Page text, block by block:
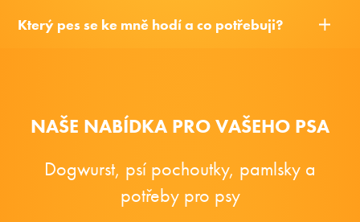
Který pes se ke mně hodí a co potřebuji?
NAŠE NABÍDKA PRO VAŠEHO PSA
Dogwurst, psí pochoutky, pamlsky a
potřeby pro psy